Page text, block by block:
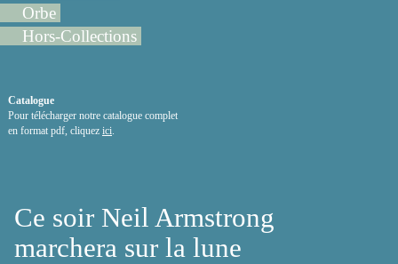
Orbe
Hors-Collections
Catalogue
Pour télécharger notre catalogue complet
en format pdf, cliquez ici
Ce soir Neil Armstrong
marchera sur la lune